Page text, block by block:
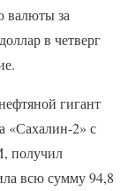
валюты за
в четверг
гигант
«Сахалин-2» с
получил
всю сумму 94,8